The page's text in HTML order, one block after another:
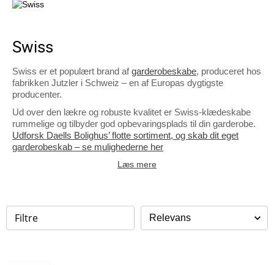
Swiss
Swiss er et populært brand afgarderobeskabe, produceret hos
fabrikken Jutzler i Schweiz – en af Europas dygtigste
producenter.
Ud over den lækre og robuste kvalitet er Swiss-klædeskabe
rummelige og tilbyder god opbevaringsplads til din garderobe.
Udforsk Daells Bolighus’ flotte sortiment, og skab dit eget
garderobeskab – se mulighederne her
Læs mere
Filtre